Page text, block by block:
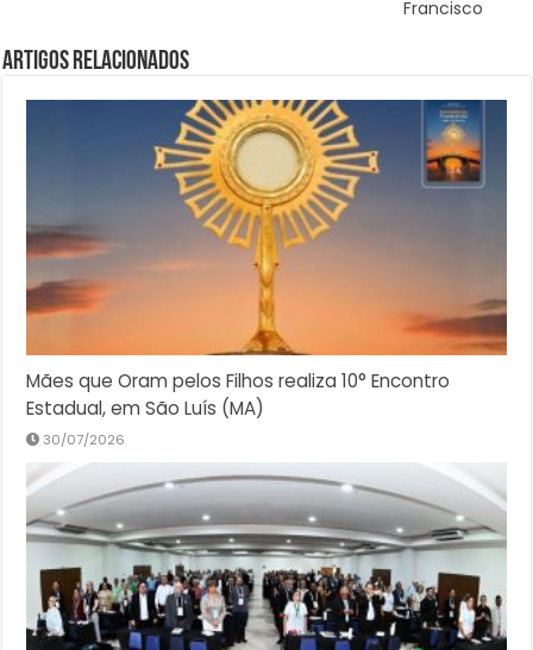
Francisco
Artigos Relacionados
Mães que Oram pelos Filhos realiza 10° Encontro
Estadual, em São Luís (MA)
30/07/2026